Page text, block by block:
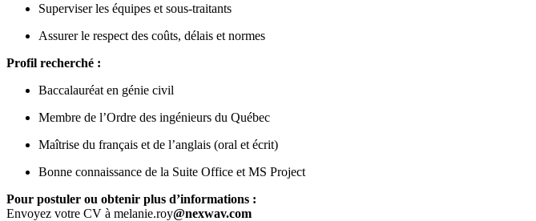
Superviser les équipes et sous-traitants
Assurer le respect des coûts, délais et normes
Profil recherché :
Baccalauréat en génie civil
Membre de l’Ordre des ingénieurs du Québec
Maîtrise du français et de l’anglais (oral et écrit)
Bonne connaissance de la Suite Office et MS Project
Pour postuler ou obtenir plus d’informations :
Envoyez votre CV à melanie.roy@nexwav.com